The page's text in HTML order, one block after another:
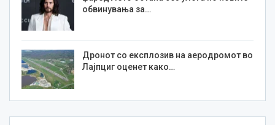
обвинувања за…
Дронот со експлозив на аеродромот во
Лајпциг оценет како…